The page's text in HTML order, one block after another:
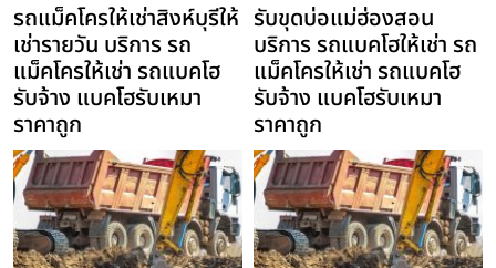
รถแม็คโครให้เช่าสิงห์บุรีให้
เช่ารายวัน บริการ รถ
แม็คโครให้เช่า รถแบคโฮ
รับจ้าง แบคโฮรับเหมา
ราคาถูก
รับขุดบ่อแม่ฮ่องสอน
บริการ รถแบคโฮให้เช่า รถ
แม็คโครให้เช่า รถแบคโฮ
รับจ้าง แบคโฮรับเหมา
ราคาถูก